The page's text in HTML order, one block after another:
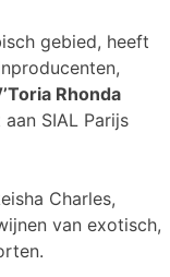
gebied, heeft
Rhonda
SIAL Parijs
Charles,
van exotisch,